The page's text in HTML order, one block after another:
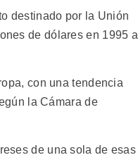
destinado por la Unión
de dólares en 1995 a
con una tendencia
la Cámara de
de una sola de esas